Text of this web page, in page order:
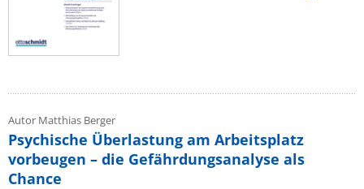
Autor Matthias Berger
Psychische Überlastung am Arbeitsplatz
vorbeugen – die Gefährdungsanalyse als
Chance